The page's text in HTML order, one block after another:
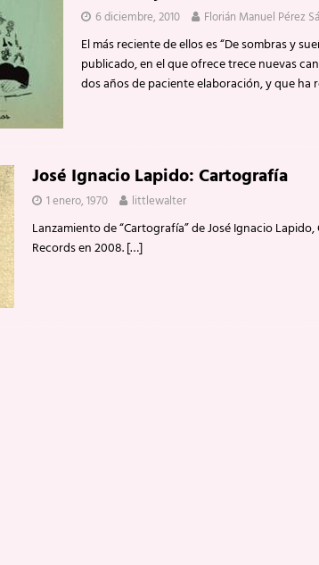
6 diciembre, 2010 Florián Manuel Pérez
El más reciente de ellos es “De sombras y
publicado, en el que ofrece trece nuevas
dos años de paciente elaboración, y que ha
José Ignacio Lapido: Cartografía
1 enero, 1970 littlewalter
Lanzamiento de “Cartografía” de José Ignacio
Records en 2008.[…]